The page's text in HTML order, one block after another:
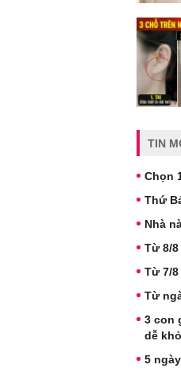
TIN
Chọn
Thứ
Nhà
Từ 8/
Từ 7/
Từ
3 con
dễ
5